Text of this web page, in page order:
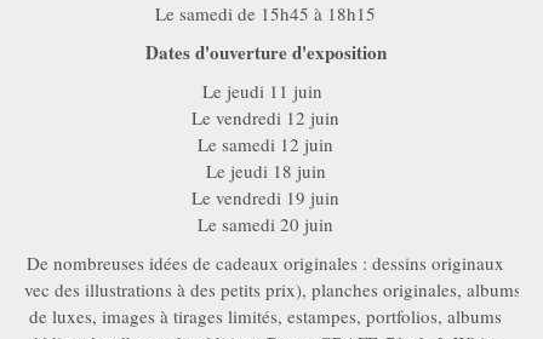
Le samedi de 15h45 à 18h15
Dates d'ouverture d'exposition
Le jeudi 11 juin
Le vendredi 12 juin
Le samedi 12 juin
Le jeudi 18 juin
Le vendredi 19 juin
Le samedi 20 juin
De nombreuses idées de cadeaux originales : dessins originaux
(avec des illustrations à des petits prix), planches originales, albums
de luxes, images à tirages limités, estampes, portfolios, albums